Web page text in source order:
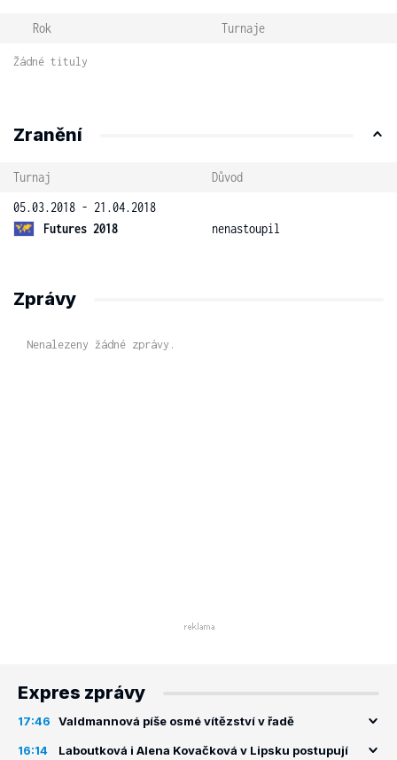
Rok Turnaje
Žádné tituly
Zranění
Turnaj
Důvod
05.03.2018 - 21.04.2018
Futures 2018
nenastoupil
Zprávy
Nenalezeny žádné zprávy.
Expres zprávy
17:46 Valdmannová píše osmé vítězství v řadě
16:14 Laboutková i Alena Kovačková v Lipsku postupují